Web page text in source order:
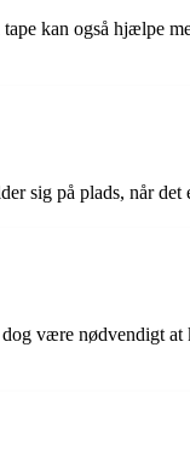
kan også hjælpe
sig på plads, når det
være nødvendigt at